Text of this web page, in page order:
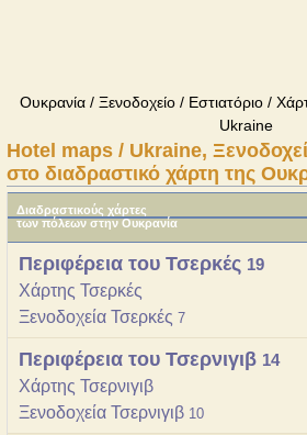
Ουκρανία / Ξενοδοχείο / Εστιατόριο /
Ukraine
Hotel maps / Ukraine,
στο διαδραστικό χάρτη της
Διαδραστικούς χάρτες
των πόλεων στην Ουκρανία
Περιφέρεια του Τσερκές 19
Χάρτης Τσερκές
Ξενοδοχεία Τσερκές 7
Περιφέρεια του Τσερνιγιβ 14
Χάρτης Τσερνιγιβ
Ξενοδοχεία Τσερνιγιβ 10